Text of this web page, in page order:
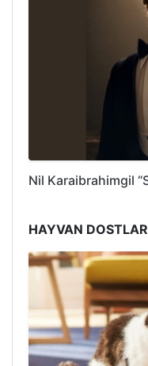
Nil Karaibrahimgil
HAYVAN